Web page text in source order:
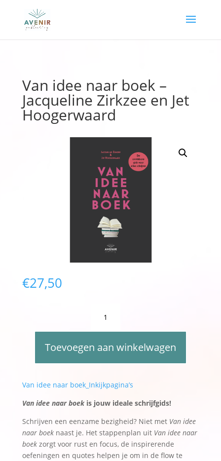
Van idee naar boek –
Jacqueline Zirkzee en Jet
Hoogerwaard
€27,50
naar
Jacqueline
en
Jet
aantal
Toevoegen aan winkelwagen
Van idee naar boek_Inkijkpagina’s
Van idee naar boekis jouw ideale schrijfgids!
Schrijven een eenzame bezigheid? Niet met Van idee
naar boeknaast je. Het stappenplan uit Van idee naar
boekzorgt voor rust en focus, de inspirerende
oefeningen en quotes helpen je om in de flow te